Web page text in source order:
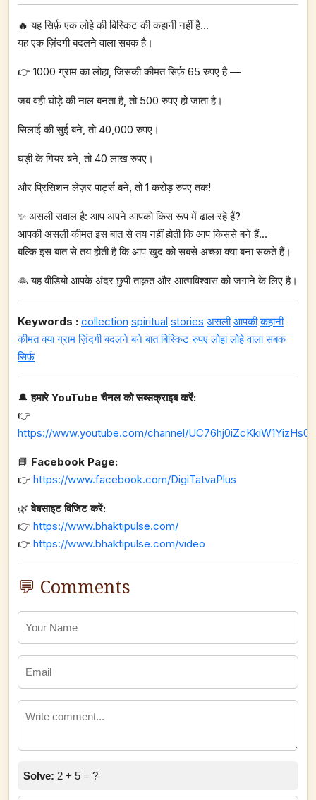
🔥 यह सिर्फ़ एक लोहे की बिस्किट की कहानी नहीं है…
यह एक ज़िंदगी बदलने वाला सबक है।
👉 1000 ग्राम का लोहा, जिसकी कीमत सिर्फ़ 65 रुपए है —
जब वही घोड़े की नाल बनता है, तो 500 रुपए हो जाता है।
सिलाई की सुई बने, तो 40,000 रुपए।
घड़ी के गियर बने, तो 40 लाख रुपए।
और प्रिसिशन लेज़र पार्ट्स बने, तो 1 करोड़ रुपए तक!
✨ असली सवाल है: आप अपने आपको किस रूप में ढाल रहे हैं?
आपकी असली कीमत इस बात से तय नहीं होती कि आप किससे बने हैं…
बल्कि इस बात से तय होती है कि आप खुद को सबसे अच्छा क्या बना सकते हैं।
🙏 यह वीडियो आपके अंदर छुपी ताक़त और आत्मविश्वास को जगाने के लिए है।
Keywords : collection spiritual stories असली आपकी कहानी
कीमत क्या ग्राम ज़िंदगी बदलने बने बात बिस्किट रुपए लोहा लोहे वाला सबक
सिर्फ़
🔔हमारे YouTube चैनल को सब्सक्राइब करें:
👉
https://www.youtube.com/channel/
📘 Facebook Page:
👉 https://www.facebook.com/DigiTatvaPlus
🌿वेबसाइट विजिट करें:
👉 https://www.bhaktipulse.com/
👉 https://www.bhaktipulse.com/video
💬 Comments
Solve: 2 + 5 = ?